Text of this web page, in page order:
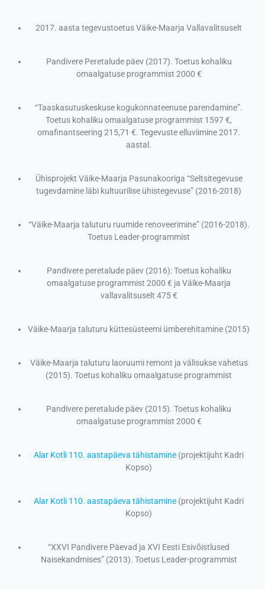
2017. aasta tegevustoetus Väike-Maarja Vallavalitsuselt
Pandivere Peretalude päev (2017). Toetus kohaliku
omaalgatuse programmist 2000 €
“Taaskasutuskeskuse kogukonnateenuse parendamine”.
Toetus kohaliku omaalgatuse programmist 1597 €,
omafinantseering 215,71 €. Tegevuste elluviimine 2017.
aastal.
Ühisprojekt Väike-Maarja Pasunakooriga “Seltsitegevuse
tugevdamine läbi kultuurilise ühistegevuse” (2016-2018)
“Väike-Maarja taluturu ruumide renoveerimine” (2016-2018).
Toetus Leader-programmist
Pandivere peretalude päev (2016): Toetus kohaliku
omaalgatuse programmist 2000 € ja Väike-Maarja
vallavalitsuselt 475 €
Väike-Maarja taluturu küttesüsteemi ümberehitamine (2015)
Väike-Maarja taluturu laoruumi remont ja välisukse vahetus
(2015). Toetus kohaliku omaalgatuse programmist
Pandivere peretalude päev (2015). Toetus kohaliku
omaalgatuse programmist 2000 €
Alar Kotli 110. aastapäeva tähistamine (projektijuht Kadri
Kopso)
Alar Kotli 110. aastapäeva tähistamine (projektijuht Kadri
Kopso)
“XXVI Pandivere Päevad ja XVI Eesti Esivõistlused
Naisekandmises” (2013). Toetus Leader-programmist